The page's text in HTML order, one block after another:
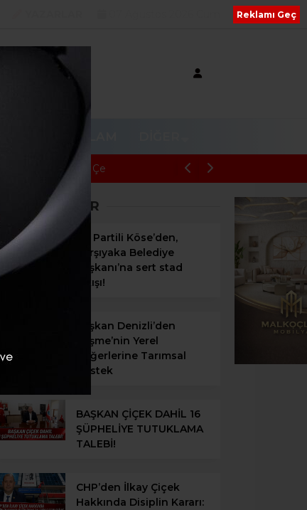
RESMI REKLAM
BAŞKAN ÇİÇEK DAHİL 16 ŞÜPHELİYE
SON HABERLER
AK Partili Köse’den,
Karşıyaka Belediye
Başkanı’na sert stad
çıkışı!
Başkan Denizli’den
Çeşme’nin Yerel
Değerlerine Tarımsal
Destek
BAŞKAN ÇİÇEK DAHİL 16
ŞÜPHELİYE TUTUKLAMA
TALEBİ!
CHP’den İlkay Çiçek
Hakkında Disiplin Kararı:
Reklamı Geç